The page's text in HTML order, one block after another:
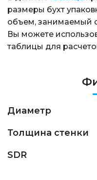
Диаметр
Толщина стенки
SDR
размеры бухт
объем, занимаемый
Вы можете
таблицы для